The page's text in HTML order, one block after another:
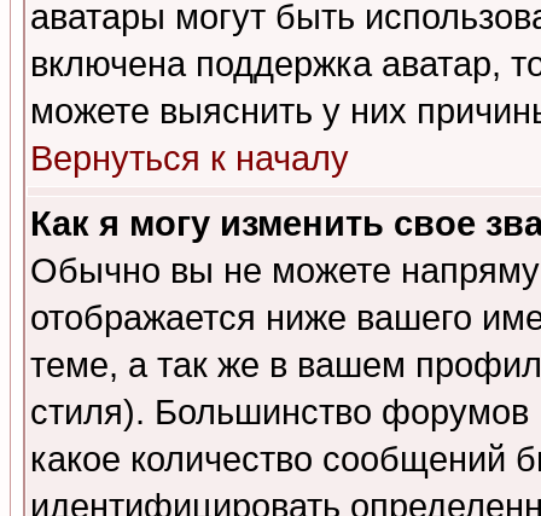
аватары могут быть
включена поддержка аватар,
можете выяснить у них
Вернуться к началу
Как я могу изменить свое
Обычно вы не можете
отображается ниже вашего
теме, а так же в вашем
стиля). Большинство форумов
какое количество сообщений
идентифицировать